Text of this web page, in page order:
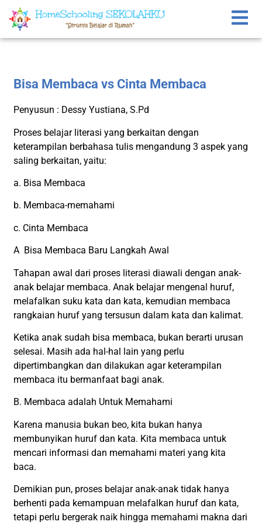
Bisa Membaca vs Cinta Membaca
Penyusun : Dessy Yustiana, S.Pd
Proses belajar literasi yang berkaitan dengan
keterampilan berbahasa tulis mengandung 3 aspek yang
saling berkaitan, yaitu:
a. Bisa Membaca
b. Membaca-memahami
c. Cinta Membaca
A Bisa Membaca Baru Langkah Awal
Tahapan awal dari proses literasi diawali dengan anak-
anak belajar membaca. Anak belajar mengenal huruf,
melafalkan suku kata dan kata, kemudian membaca
rangkaian huruf yang tersusun dalam kata dan kalimat.
Ketika anak sudah bisa membaca, bukan berarti urusan
selesai. Masih ada hal-hal lain yang perlu
dipertimbangkan dan dilakukan agar keterampilan
membaca itu bermanfaat bagi anak.
B. Membaca adalah Untuk Memahami
Karena manusia bukan beo, kita bukan hanya
membunyikan huruf dan kata. Kita membaca untuk
mencari informasi dan memahami materi yang kita
baca.
Demikian pun, proses belajar anak-anak tidak hanya
berhenti pada kemampuan melafalkan huruf dan kata,
tetapi perlu bergerak naik hingga memahami makna dari